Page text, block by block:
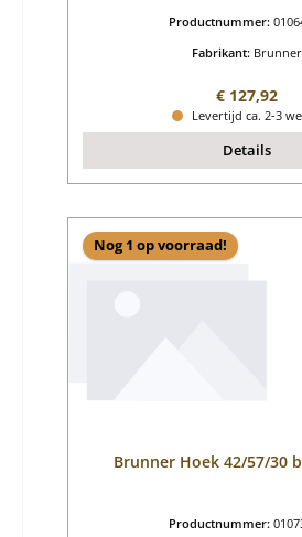
Productnummer:
Fabrikant: Brunner
Normale
€ 127,92
Levertijd ca. 2-3
Details
Nog 1 op voorraad!
Brunner Hoek 42/57/30
Productnummer: